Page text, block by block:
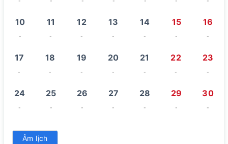
10
-
11
-
12
-
13
-
14
-
15
-
16
-
17
-
18
-
19
-
20
-
21
-
22
-
23
-
24
-
25
-
26
-
27
-
28
-
29
-
30
-
31
Âm lịch